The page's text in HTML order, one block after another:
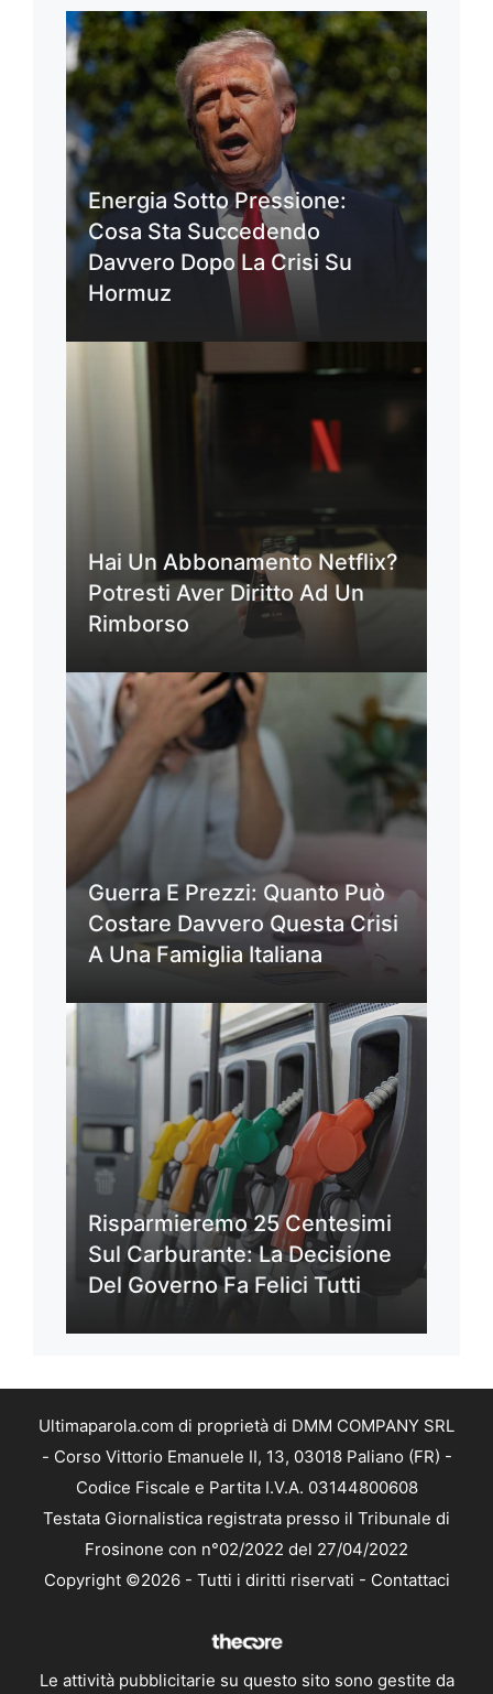
Energia Sotto Pressione:
Cosa Sta Succedendo
Davvero Dopo La Crisi Su
Hormuz
Hai Un Abbonamento Netflix?
Potresti Aver Diritto Ad Un
Rimborso
Guerra E Prezzi: Quanto Può
Costare Davvero Questa Crisi
A Una Famiglia Italiana
Risparmieremo 25 Centesimi
Sul Carburante: La Decisione
Del Governo Fa Felici Tutti
Ultimaparola.com di proprietà di DMM COMPANY SRL
- Corso Vittorio Emanuele II, 13, 03018 Paliano (FR) -
Codice Fiscale e Partita I.V.A. 03144800608
Testata Giornalistica registrata presso il Tribunale di
Frosinone con n°02/2022 del 27/04/2022
Copyright ©2026 - Tutti i diritti riservati - Contattaci
Le attività pubblicitarie su questo sito sono gestite da